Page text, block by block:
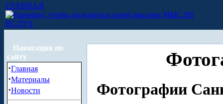
ГЛАВНАЯ
МЫСЛИ
ВСЛУХ
Навигация по
сайту
·Главная
·Материалы
·Новости Фотографии